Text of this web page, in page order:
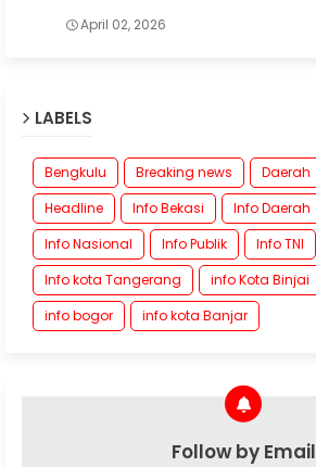
April 02, 2026
LABELS
Bengkulu Breaking news Daerah
Headline
Info Bekasi Info Daerah
Info Nasional
Info Publik Info TNI
Info kota Tangerang
info Kota Binjai
info bogor
info kota Banjar
Follow by Email